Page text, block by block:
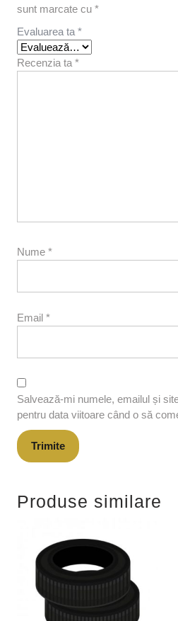
sunt marcate cu *
Evaluarea ta *
Recenzia ta *
Nume *
Email *
Salvează-mi numele, emailul și
pentru data viitoare când o să
Produse similare